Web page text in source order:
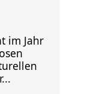
im Jahr